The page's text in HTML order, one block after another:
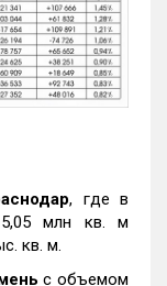
, где в
5,05 млн кв. м
кв. м.
с объемом